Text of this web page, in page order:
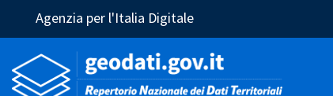
Agenzia per l'Italia Digitale(Opens in a new window)